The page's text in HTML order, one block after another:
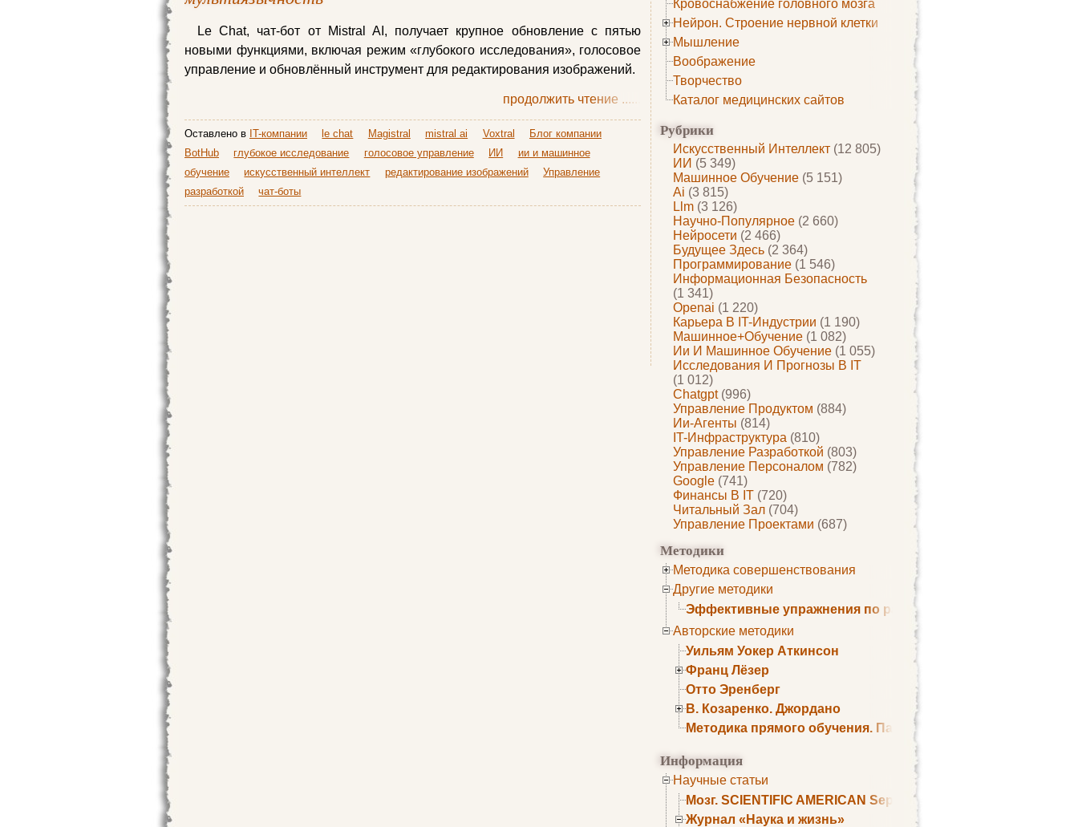
Кровоснабжение головного мозга
Нейрон. Строение нервной клетки
Мышление
Воображение
Творчество
Каталог медицинских сайтов
Рубрики
Искусственный Интеллект (12 805)
ИИ (5 349)
Машинное Обучение (5 151)
Ai (3 815)
Llm (3 126)
Научно-Популярное (2 660)
Нейросети (2 466)
Будущее Здесь (2 364)
Программирование (1 546)
Информационная Безопасность
(1 341)
Openai (1 220)
Карьера В IT-Индустрии (1 190)
Машинное+обучение (1 082)
Ии И Машинное Обучение (1 055)
Исследования И Прогнозы В IT
(1 012)
Chatgpt(996)
Управление Продуктом (884)
Ии-Агенты (814)
IT-Инфраструктура (810)
Управление Разработкой (803)
Управление Персоналом (782)
Google (741)
Финансы В IT (720)
Читальный Зал (704)
Управление Проектами (687)
Методики
Методика совершенствования
Другие методики
Эффективные упражнения по развитию памяти
Авторские методики
Уильям Уокер Аткинсон
Франц Лёзер
Отто Эренберг
В. Козаренко. Джордано
Методика прямого обучения. Пауль Шелли
Информация
Научные статьи
Мозг. SCIENTIFIC AMERICAN September 1979
Журнал «Наука и жизнь»
Le Chat, чат-бот от Mistral AI, получает крупное обновление с пятью
новыми функциями, включая режим «глубокого исследования», голосовое
управление и обновлённый инструмент для редактирования изображений.
продолжить чтение ......
Оставлено в IT-компании le chat Magistral mistral ai Voxtral
Блог компании
BotHub
глубокое исследование голосовое управление ИИ
ии и машинное
обучение
искусственный интеллект редактирование изображений
Управление
разработкой
чат-боты